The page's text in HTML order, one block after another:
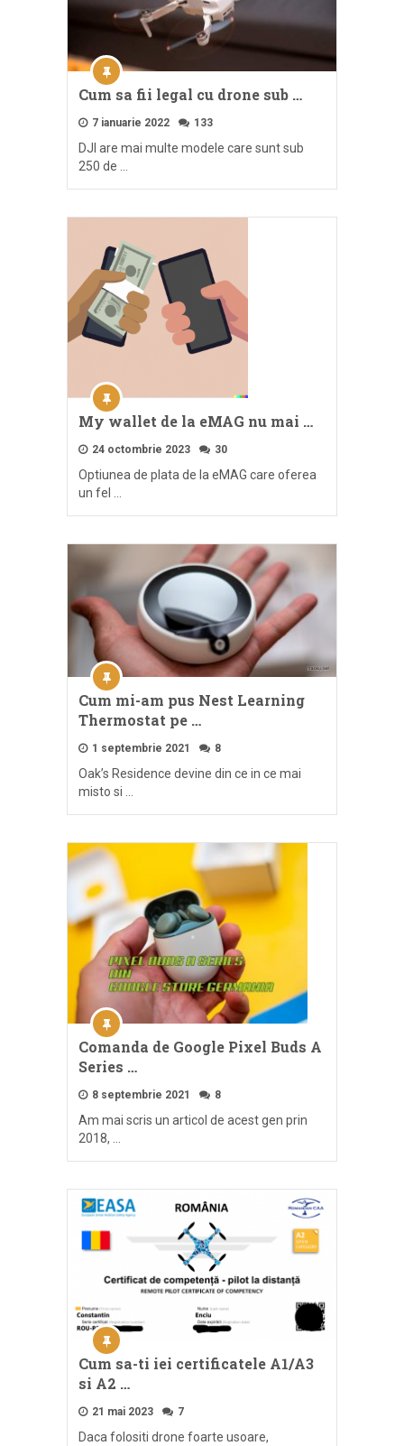
Cum sa fii legal cu drone sub …
7 ianuarie 2022 133
DJI are mai multe modele care sunt sub
250 de …
My wallet de la eMAG nu mai …
24 octombrie 2023 30
Optiunea de plata de la eMAG care oferea
un fel …
Cum mi-am pus Nest Learning
Thermostat pe …
1 septembrie 2021 8
Oak’s Residence devine din ce in ce mai
misto si …
Comanda de Google Pixel Buds A
Series …
8 septembrie 2021 8
Am mai scris un articol de acest gen prin
2018, …
Cum sa-ti iei certificatele A1/A3
si A2 …
21 mai 2023 7
Daca folositi drone foarte usoare,